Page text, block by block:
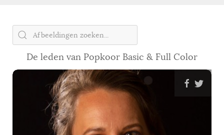
De leden van Popkoor Basic & Full Color